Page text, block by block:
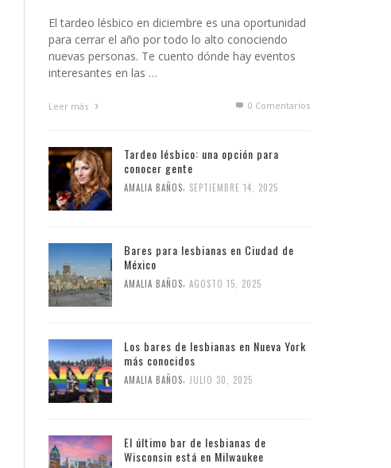
El tardeo lésbico en diciembre es una oportunidad
para cerrar el año por todo lo alto conociendo
nuevas personas. Te cuento dónde hay eventos
interesantes en las …
Leer más 0 Comentarios
Tardeo lésbico: una opción para
conocer gente
AMALIA BAÑOS SEPTIEMBRE 14, 2025
Bares para lesbianas en Ciudad de
México
AMALIA BAÑOS AGOSTO 15, 2025
Los bares de lesbianas en Nueva York
más conocidos
AMALIA BAÑOS JULIO 30, 2025
El último bar de lesbianas de
Wisconsin está en Milwaukee